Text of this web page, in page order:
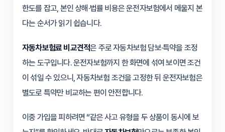
한도를 잡고, 본인 상해·법률 비용은 운전자보험에서 메울지 본
다는 순서가 읽기 쉽습니다.
자동차보험료 비교견적은 주로 자동차보험 담보·특약을 조정
하는 도구입니다. 운전자보험까지 한 화면에 섞여 보이면 조건
이 섞일 수 있으니, 자동차보험 조건을 고정한 뒤 운전자보험은
별도로 특약만 비교하는 편이 안전합니다.
이중 가입을 피하려면 “같은 사고 유형을 두 상품이 동시에 보